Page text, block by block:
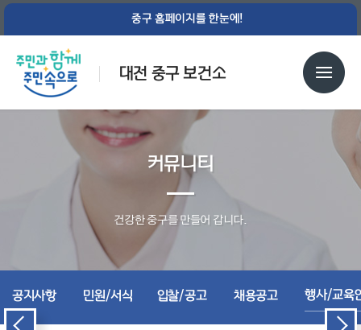
중구 홈페이지를 한눈에!
대전 중구 보건소
커뮤니티
건강한 중구를 만들어 갑니다.
공지사항 민원/서식 입찰/공고 채용공고 행사/교육